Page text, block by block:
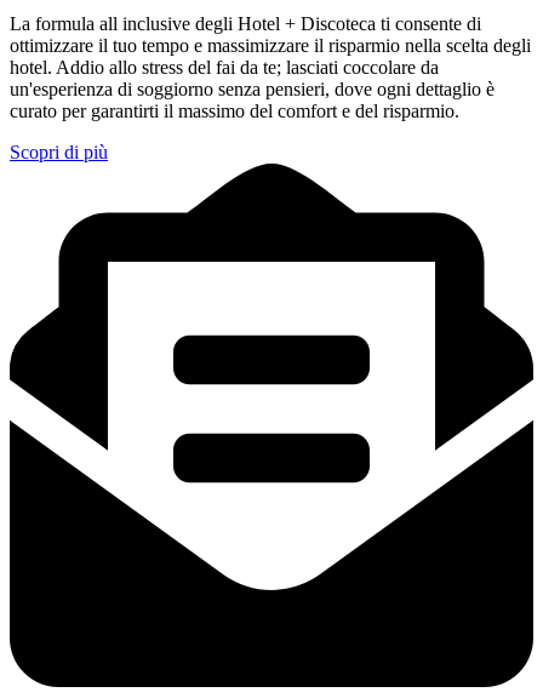
La formula all inclusive degli Hotel + Discoteca ti consente di
ottimizzare il tuo tempo e massimizzare il risparmio nella scelta degli
hotel. Addio allo stress del fai da te; lasciati coccolare da
un'esperienza di soggiorno senza pensieri, dove ogni dettaglio è
curato per garantirti il massimo del comfort e del risparmio.
Scopri di più